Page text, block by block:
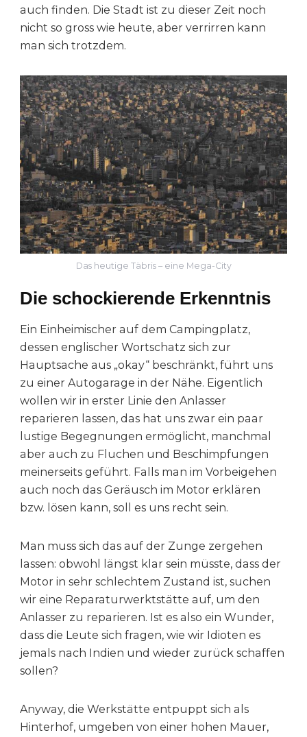
auch finden. Die Stadt ist zu dieser Zeit noch
nicht so gross wie heute, aber verrirren kann
man sich trotzdem.
Das heutige Täbris – eine Mega-City
Die schockierende Erkenntnis
Ein Einheimischer auf dem Campingplatz,
dessen englischer Wortschatz sich zur
Hauptsache aus „okay“ beschränkt, führt uns
zu einer Autogarage in der Nähe. Eigentlich
wollen wir in erster Linie den Anlasser
reparieren lassen, das hat uns zwar ein paar
lustige Begegnungen ermöglicht, manchmal
aber auch zu Fluchen und Beschimpfungen
meinerseits geführt. Falls man im Vorbeigehen
auch noch das Geräusch im Motor erklären
bzw. lösen kann, soll es uns recht sein.
Man muss sich das auf der Zunge zergehen
lassen: obwohl längst klar sein müsste, dass der
Motor in sehr schlechtem Zustand ist, suchen
wir eine Reparaturwerktstätte auf, um den
Anlasser zu reparieren. Ist es also ein Wunder,
dass die Leute sich fragen, wie wir Idioten es
jemals nach Indien und wieder zurück schaffen
sollen?
Anyway, die Werkstätte entpuppt sich als
Hinterhof, umgeben von einer hohen Mauer,